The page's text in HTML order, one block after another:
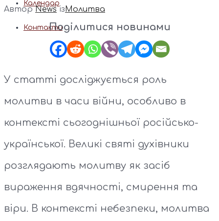
Календар
Контакти
АвторNews ізМолитва
Поділитися новинами
У статті досліджується роль
молитви в часи війни, особливо в
контексті сьогоднішньої російсько-
української. Великі святі духівники
розглядають молитву як засіб
вираження вдячності, смирення та
віри. В контексті небезпеки, молитва